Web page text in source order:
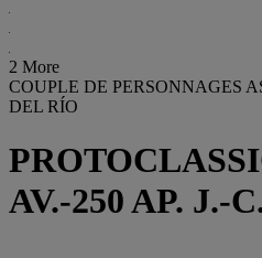
2 More
COUPLE DE PERSONNAGES
DEL RÍO
AV.-250 AP. J.-